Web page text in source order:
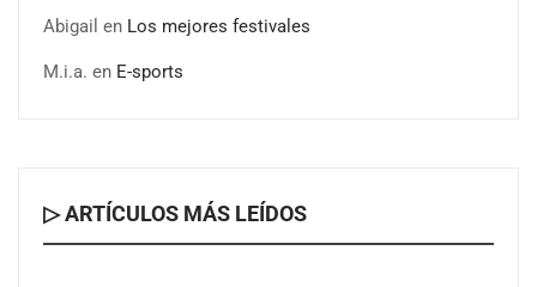
Abigail en Los mejores festivales
M.i.a. en E-sports
▷ ARTÍCULOS MÁS LEÍDOS